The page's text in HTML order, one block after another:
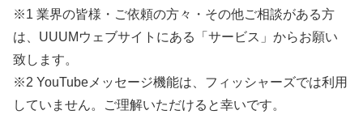
※1 業界の皆様・ご依頼の方々・その他ご相談がある方
は、UUUMウェブサイトにある「サービス」からお願い
致します。
※2 YouTubeメッセージ機能は、フィッシャーズでは利用
していません。ご理解いただけると幸いです。